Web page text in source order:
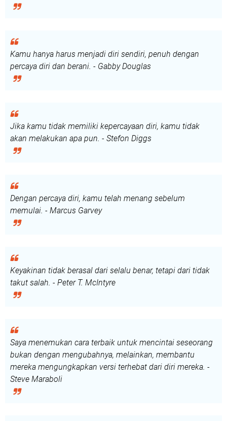
Kamu hanya harus menjadi diri sendiri, penuh dengan
percaya diri dan berani. - Gabby Douglas
Jika kamu tidak memiliki kepercayaan diri, kamu tidak
akan melakukan apa pun. - Stefon Diggs
Dengan percaya diri, kamu telah menang sebelum
memulai. - Marcus Garvey
Keyakinan tidak berasal dari selalu benar, tetapi dari tidak
takut salah. - Peter T. McIntyre
Saya menemukan cara terbaik untuk mencintai seseorang
bukan dengan mengubahnya, melainkan, membantu
mereka mengungkapkan versi terhebat dari diri mereka. -
Steve Maraboli